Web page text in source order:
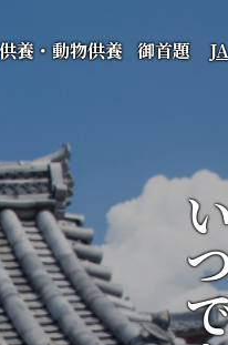
養・動物供養 御首題